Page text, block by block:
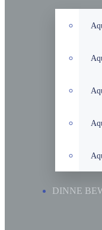
DINNE